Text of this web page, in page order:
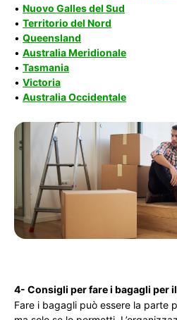
• Nuovo Galles del Sud
• Territorio del Nord
• Queensland
• Australia Meridionale
• Tasmania
• Victoria
• Australia Occidentale
4- Consigli per fare i bagagli per
Fare i bagagli può essere la parte